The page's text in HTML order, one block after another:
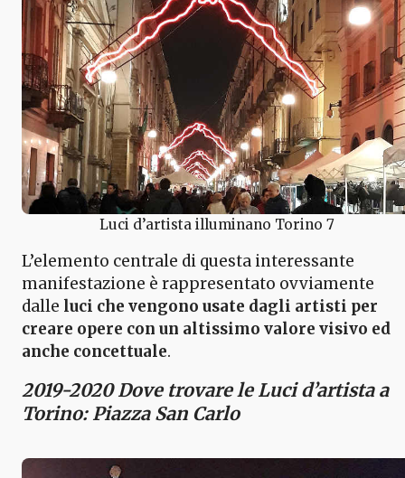
Luci d’artista illuminano Torino 7
L’elemento centrale di questa interessante
manifestazione è rappresentato ovviamente
dalle luci che vengono usate dagli artisti per
creare opere con un altissimo valore visivo ed
anche concettuale.
2019-2020 Dove trovare le Luci d’artista a
Torino: Piazza San Carlo